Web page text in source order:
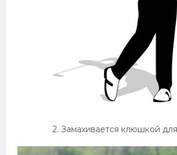
2. Замахивается клюшкой